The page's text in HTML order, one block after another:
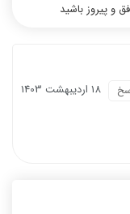
و پیروز باشید
18 ارديبهشت 1403